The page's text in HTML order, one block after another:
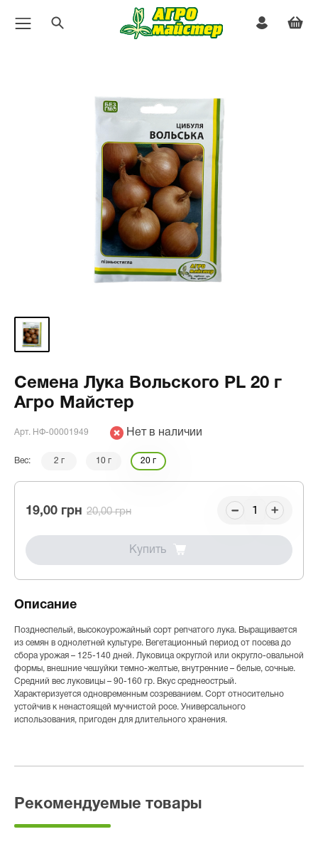
Семена Лука Вольского PL 20 г
Агро Майстер
Арт. НФ-00001949 Нет в наличии
Вес: 2 г 10 г 20 г
19,00 грн 20,00 грн
Купить
Описание
Позднеспелый, высокоурожайный сорт репчатого лука. Выращивается
из семян в однолетней культуре. Вегетационный период от посева до
сбора урожая – 125-140 дней. Луковица округлой или округло-овальной
формы, внешние чешуйки темно-желтые, внутренние – белые, сочные.
Средний вес луковицы – 90-160 гр. Вкус среднеострый.
Характеризуется одновременным созреванием. Сорт относительно
устойчив к ненастоящей мучнистой росе. Универсального
использования, пригоден для длительного хранения.
Рекомендуемые товары